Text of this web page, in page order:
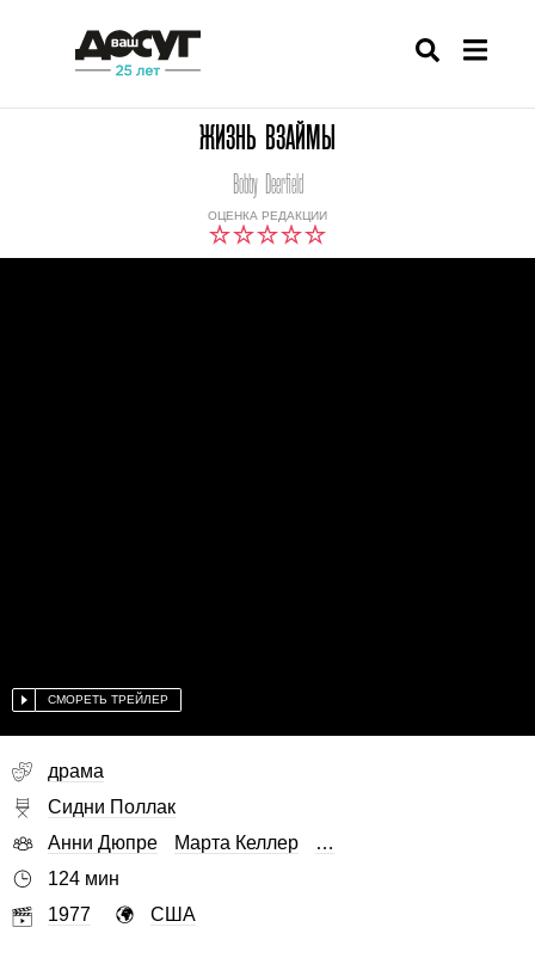
ЖИЗНЬ ВЗАЙМЫ
ОЦЕНКА РЕДАКЦИИ
Bobby Deerfield
СМОРЕТЬ ТРЕЙЛЕР
драма
Сидни Поллак
Анни Дюпре
Марта Келлер
…
124 мин
1977
США